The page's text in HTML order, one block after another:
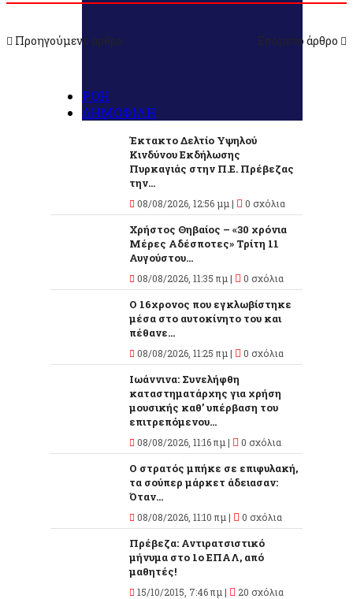
Προηγούμενο άρθρο Επόμενο άρθρο
ΡΟΗ
ΔΗΜΟΦΙΛΗ
Έκτακτο Δελτίο Υψηλού
Κινδύνου Εκδήλωσης
Πυρκαγιάς στην Π.Ε. Πρέβεζας
την...
08/08/2026, 12:56 μμ | 0 σχόλια
Χρήστος Θηβαίος – «30 χρόνια
Μέρες Αδέσποτες» Τρίτη 11
Αυγούστου...
08/08/2026, 11:35 πμ | 0 σχόλια
O 16χρονος που εγκλωβίστηκε
μέσα στο αυτοκίνητο του και
πέθανε...
08/08/2026, 11:25 πμ | 0 σχόλια
Ιωάννινα: Συνελήφθη
καταστηματάρχης για χρήση
μουσικής καθ’ υπέρβαση του
επιτρεπόμενου...
08/08/2026, 11:16 πμ | 0 σχόλια
Ο στρατός μπήκε σε επιφυλακή,
τα σούπερ μάρκετ άδειασαν:
Όταν...
08/08/2026, 11:10 πμ | 0 σχόλια
Πρέβεζα: Αντιρατσιστικό
μήνυμα στο 1ο ΕΠΑΛ, από
μαθητές!
15/10/2015, 7:46 πμ | 20 σχόλια